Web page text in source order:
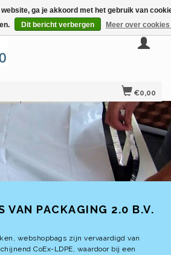
€0,00
VAN PACKAGING 2.0 B.V.
webshopbags zijn vervaardigd van
CoEx-LDPE, waardoor bij een
ga je akkoord met het gebruik van
Dit bericht verbergen Meer over cookies